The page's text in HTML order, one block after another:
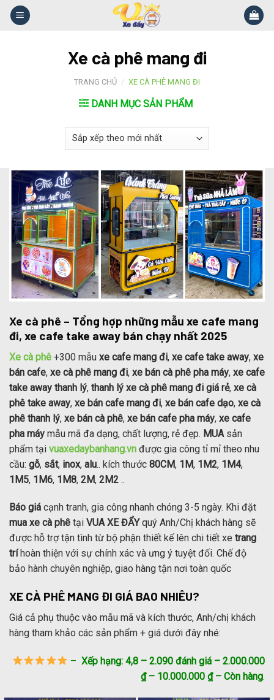
Skip
Xe cà phê mang đi
TRANG CHỦ / XE CÀ PHÊ MANG ĐI
DANH MỤC SẢN PHẨM
Xe cà phê – Tổng hợp những mẫu xe cafe mang
đi, xe cafe take away bán chạy nhất 2025
Xe cà phê +300 mẫu xe cafe mang đi, xe cafe take away, xe
bán cafe, xe cà phê mang đi, xe bán cà phê pha máy, xe cafe
take away thanh lý, thanh lý xe cà phê mang đi giá rẻ, xe cà
phê take away, xe bán cafe mang đi, xe bán cafe dạo, xe cà
phê thanh lý, xe bán cà phê, xe bán cafe pha máy, xe cafe
pha máy mẫu mã đa dạng, chất lượng, rẻ đẹp. MUA sản
phẩm tại vuaxedaybanhang.vn được gia công tỉ mỉ theo nhu
cầu: gỗ, sắt, inox, alu.. kích thước 80CM, 1M, 1M2, 1M4,
1M5, 1M6, 1M8, 2M, 2M2 ..
Báo giá cạnh tranh, gia công nhanh chóng 3-5 ngày. Khi đặt
mua xe cà phê tại VUA XE ĐẨYquý Anh/Chị khách hàng sẽ
được hỗ trợ tận tình từ bộ phận thiết kế lên chi tiết xe trang
tríhoàn thiện với sự chính xác và ưng ý tuyệt đối. Chế độ
bảo hành chuyên nghiệp, giao hàng tận nơi toàn quốc
XE CÀ PHÊ MANG ĐI GIÁ BAO NHIÊU?
Giá cả phụ thuộc vào mẫu mã và kích thước, Anh/chị khách
hàng tham khảo các sản phẩm + giá dưới đây nhé:
– Xếp hạng: 4,8 – 2.090 đánh giá – ‎2.000.000
₫ – 10.000.000 ₫ – ‎Còn hàng.